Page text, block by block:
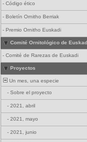
- Código ético
- Boletín Ornitho Berriak
- Premio Ornitho Euskadi
Comité Ornitológico de
- Comité de Rarezas de Euskadi
Proyectos
Un mes, una especie
- Sobre el proyecto
- 2021, abril
- 2021, mayo
- 2021, junio